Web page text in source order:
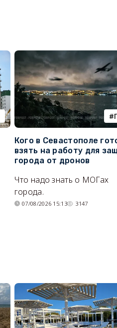
Кого в Севастополе
взять на работу для
города от дронов
Что надо знать о МОГах
города.
07/08/2026 15:13 3147